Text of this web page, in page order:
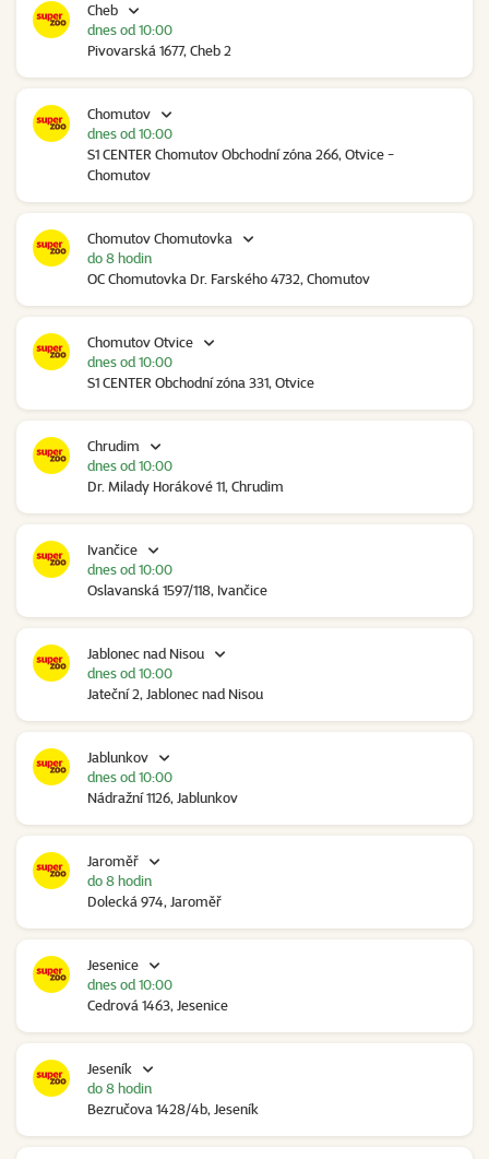
Cheb
Pivovarská 1677, Cheb 2
dnes od 10:00
Chomutov
S1 CENTER Chomutov Obchodní zóna 266, Otvice -
Chomutov
dnes od 10:00
Chomutov Chomutovka
OC Chomutovka Dr. Farského 4732, Chomutov
do 8 hodin
Chomutov Otvice
S1 CENTER Obchodní zóna 331, Otvice
dnes od 10:00
Chrudim
Dr. Milady Horákové 11, Chrudim
dnes od 10:00
Ivančice
Oslavanská 1597/118, Ivančice
dnes od 10:00
Jablonec nad Nisou
Jateční 2, Jablonec nad Nisou
dnes od 10:00
Jablunkov
Nádražní 1126, Jablunkov
dnes od 10:00
Jaroměř
Dolecká 974, Jaroměř
do 8 hodin
Jesenice
Cedrová 1463, Jesenice
dnes od 10:00
Jeseník
Bezručova 1428/4b, Jeseník
do 8 hodin